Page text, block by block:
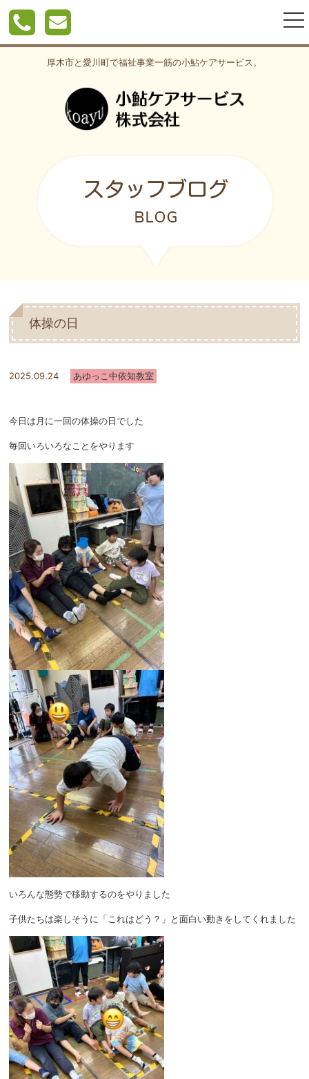
厚木市と愛川町で福祉事業一筋の小鮎ケアサービス。
体操の日
2025.09.24 あゆっこ中依知教室
今日は月に一回の体操の日でした
毎回いろいろなことをやります
いろんな態勢で移動するのをやりました
子供たちは楽しそうに「これはどう？」と面白い動きをしてくれました